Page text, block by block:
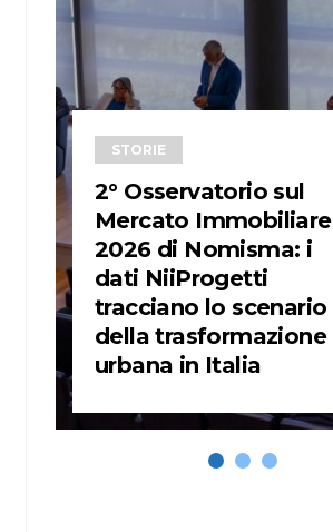
STORIE
2° Osservatorio sul
Mercato Immobiliare
2026 di Nomisma: i
dati NiiProgetti
tracciano lo scenario
della trasformazione
urbana in Italia